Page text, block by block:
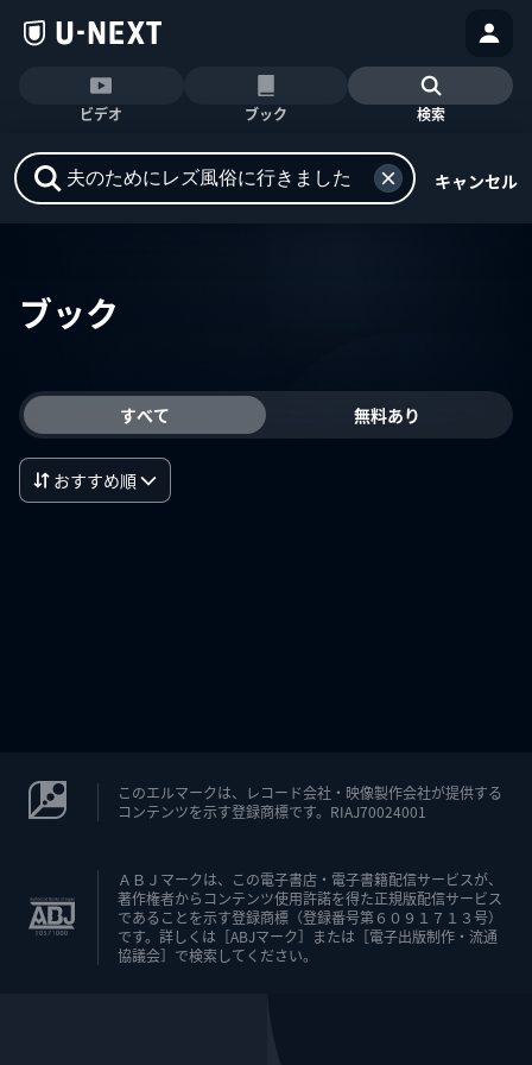
ビデオ ブック 検索
キャンセル
ブック
すべて 無料あり
おすすめ順
このエルマークは、レコード会社・映像製作会社が提供する
コンテンツを示す登録商標です。RIAJ70024001
ＡＢＪマークは、この電子書店・電子書籍配信サービスが、
著作権者からコンテンツ使用許諾を得た正規版配信サービス
であることを示す登録商標（登録番号第６０９１７１３号）
です。詳しくは［ABJマーク］または［電子出版制作・流通
協議会］で検索してください。